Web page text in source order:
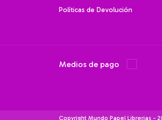
Políticas de Devolución
Medios de pago
Copyright Mundo Papel Librerias -